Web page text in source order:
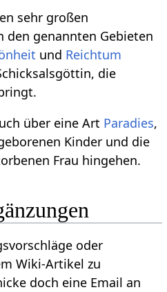
sehr großen
den genannten Gebieten
und Reichtum
die
über eine Art Paradies,
Kinder und die
Frau hingehen.
oder
Wiki-Artikel zu
doch eine Email an